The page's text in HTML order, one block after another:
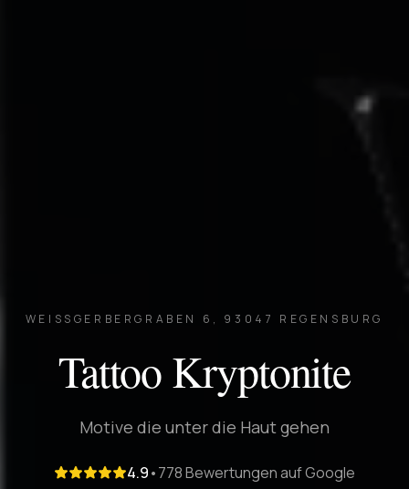
WEISSGERBERGRABEN 6, 93047 REGENSBURG
Tattoo Kryptonite
Motive die unter die Haut gehen
4.9•778 Bewertungen auf Google